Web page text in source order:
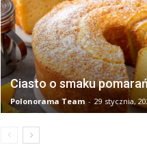
Ciasto o smaku
Polonorama Team - 29 stycznia,